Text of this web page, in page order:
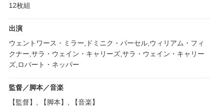
12枚組
出演
ウェントワース・ミラー,ドミニク・パーセル,ウィリアム・フィ
クナー,サラ・ウェイン・キャリーズ,サラ・ウェイン・キャリー
ズ,ロバート・ネッパー
監督／脚本／音楽
【監督】, 【脚本】, 【音楽】